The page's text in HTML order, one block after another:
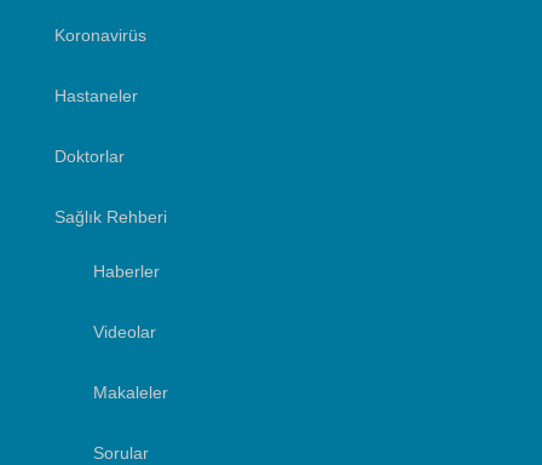
Koronavirüs
Hastaneler
Doktorlar
Sağlık Rehberi
Haberler
Videolar
Makaleler
Sorular